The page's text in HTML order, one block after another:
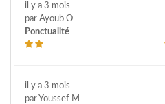
il y a 3 mois
par Ayoub O
Ponctualité
il y a 3 mois
par Youssef M